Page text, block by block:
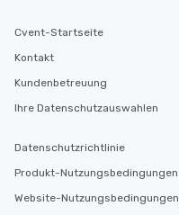
Cvent-Startseite
Kontakt
Kundenbetreuung
Ihre Datenschutzauswahlen
Datenschutzrichtlinie
Produkt-Nutzungsbedingungen
Website-Nutzungsbedingungen